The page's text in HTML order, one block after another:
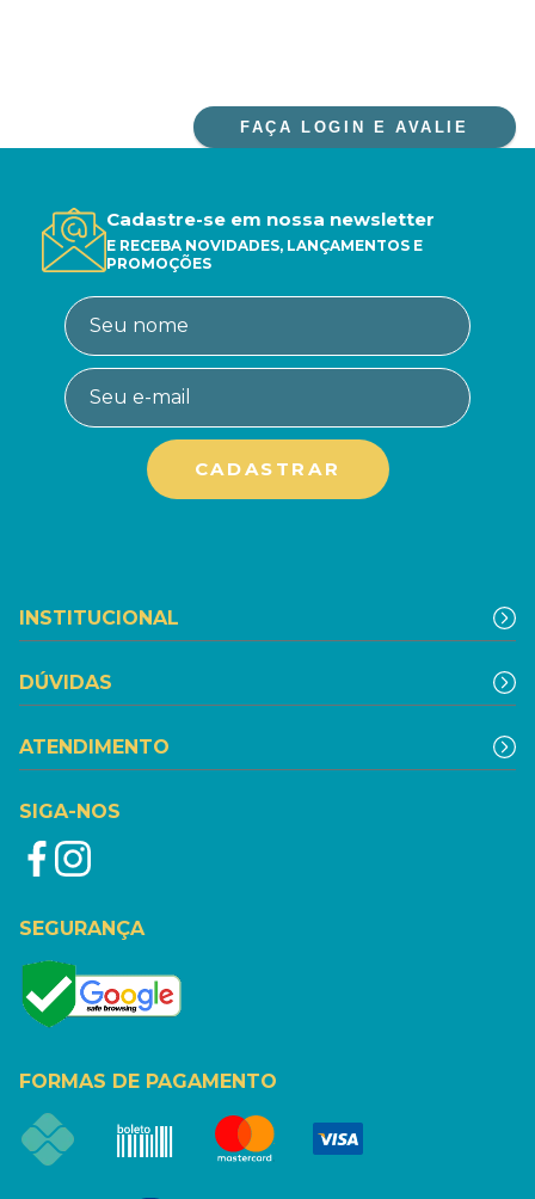
FAÇA LOGIN E AVALIE
Cadastre-se em nossa newsletter
E RECEBA NOVIDADES, LANÇAMENTOS E
PROMOÇÕES
INSTITUCIONAL
DÚVIDAS
ATENDIMENTO
SIGA-NOS
SEGURANÇA
FORMAS DE PAGAMENTO